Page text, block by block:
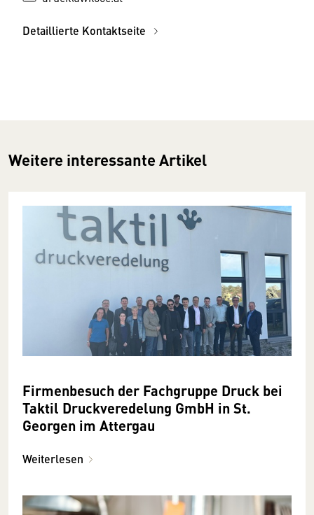
Detaillierte Kontaktseite
Weitere interessante Artikel
Firmenbesuch der Fachgruppe Druck bei
Taktil Druckveredelung GmbH in St.
Georgen im Attergau
Weiterlesen